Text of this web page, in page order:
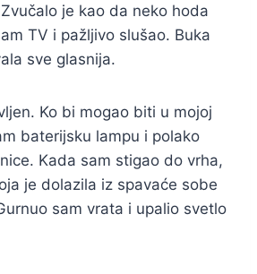
je kao da neko hoda
TV i pažljivo slušao. Buka
sve glasnija.
Ko bi mogao biti u mojoj
baterijsku lampu i polako
Kada sam stigao do vrha,
je dolazila iz spavaće sobe
sam vrata i upalio svetlo